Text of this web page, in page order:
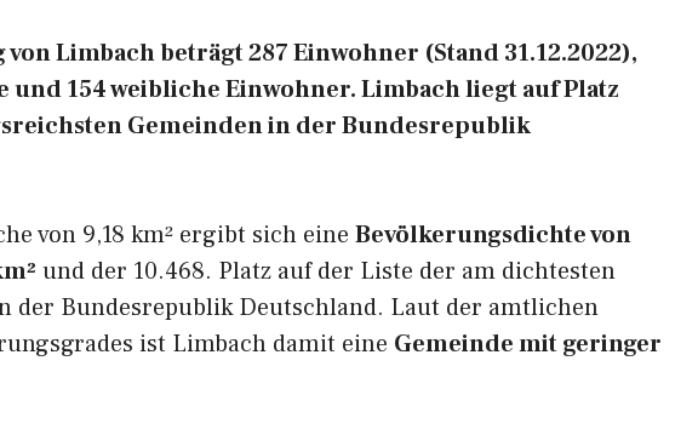
Limbach beträgt 287 Einwohner (Stand 31.12.2022),
154 weibliche Einwohner. Limbach liegt auf Platz
Gemeinden in der Bundesrepublik
von 9,18 km² ergibt sich eine Bevölkerungsdichte von
und der 10.468. Platz auf der Liste der am dichtesten
der Bundesrepublik Deutschland. Laut der amtlichen
ist Limbach damit eine Gemeinde mit geringer